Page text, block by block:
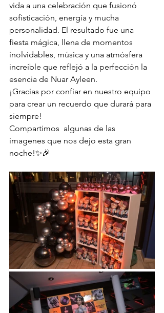
vida a una celebración que fusionó
sofisticación, energía y mucha
personalidad. El resultado fue una
fiesta mágica, llena de momentos
inolvidables, música y una atmósfera
increíble que reflejó a la perfección la
esencia de Nuar Ayleen.
¡Gracias por confiar en nuestro equipo
para crear un recuerdo que durará para
siempre!
Compartimos  algunas de las
imagenes que nos dejo esta gran
noche!✨🎉